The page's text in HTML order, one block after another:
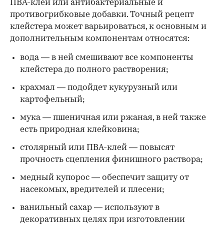
ПВА-клей или антибактериальные и
противогрибковые добавки. Точный рецепт
клейстера может варьироваться, к основным и
дополнительным компонентам относятся:
вода — в ней смешивают все компоненты
клейстера до полного растворения;
крахмал — подойдет кукурузный или
картофельный;
мука — пшеничная или ржаная, в ней также
есть природная клейковина;
столярный или ПВА-клей — повысят
прочность сцепления финишного раствора;
медный купорос — обеспечит защиту от
насекомых, вредителей и плесени;
ванильный сахар — используют в
декоративных целях при изготовлении